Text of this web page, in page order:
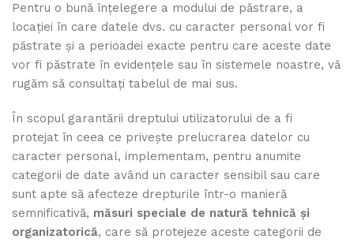
Pentru o bună înțelegere a modului de păstrare, a
locației în care datele dvs. cu caracter personal vor fi
păstrate și a perioadei exacte pentru care aceste date
vor fi păstrate în evidențele sau în sistemele noastre, vă
rugăm să consultați tabelul de mai sus.
În scopul garantării dreptului utilizatorului de a fi
protejat în ceea ce privește prelucrarea datelor cu
caracter personal, implementam, pentru anumite
categorii de date având un caracter sensibil sau care
sunt apte să afecteze drepturile într-o manieră
semnificativă, măsuri speciale de natură tehnică și
organizatorică, care să protejeze aceste categorii de